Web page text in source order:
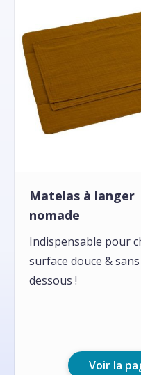
Matelas à langer
nomade
Indispensable pour
surface douce &
dessous !
Voir la